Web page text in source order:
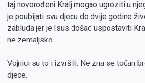
taj novorođeni Kralj mogao ugroziti u
je poubijati svu djecu do dvije godine
zabluda jer je Isus došao uspostaviti
ne zemaljsko.
Vojnici su to i izvršili. Ne zna se točan
djece.